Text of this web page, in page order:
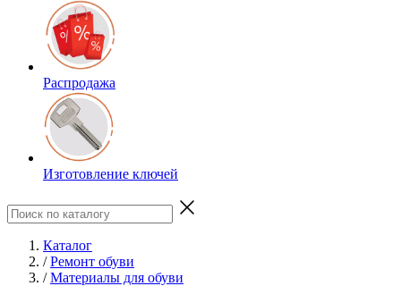
Распродажа
Изготовление ключей
Каталог
/ Ремонт обуви
/ Материалы для обуви